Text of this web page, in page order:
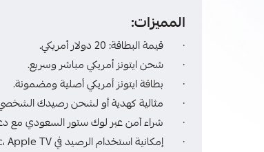
المميزات:
· قيمة البطاقة: 20 دولار أمريكي.
· شحن ايتونز أمريكي مباشر وسريع.
· بطاقة ايتونز أمريكي أصلية ومضمونة.
· مثالية كهدية أو لشحن رصيدك
· شراء آمن عبر لوك ستور السعودي مع
· إمكانية استخدام الرصيد في App Store، Apple Music، Apple TV، وiTunes Store.